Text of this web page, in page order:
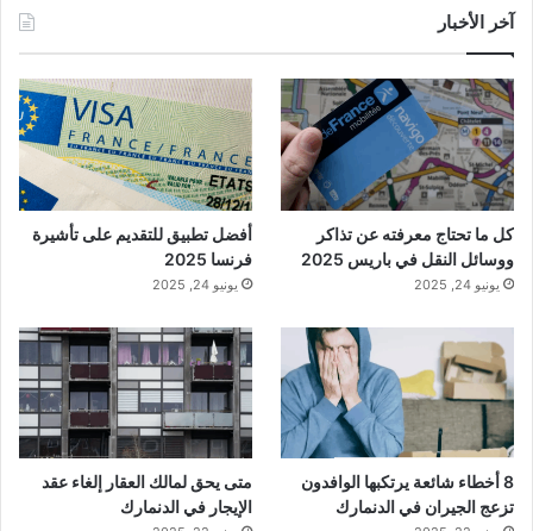
آخر الأخبار
كل ما تحتاج معرفته عن تذاكر
ووسائل النقل في باريس 2025
يونيو 24, 2025
أفضل تطبيق للتقديم على تأشيرة
فرنسا 2025
يونيو 24, 2025
8 أخطاء شائعة يرتكبها الوافدون
تزعج الجيران في الدنمارك
متى يحق لمالك العقار إلغاء عقد
الإيجار في الدنمارك